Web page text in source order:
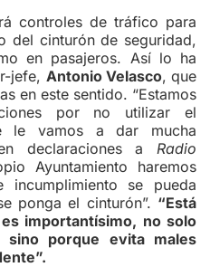
controles de tráfico para
del cinturón de seguridad,
en pasajeros. Así lo ha
jefe, Antonio Velasco, que
en este sentido. “Estamos
por no utilizar el
le vamos a dar mucha
declaraciones a Radio
Ayuntamiento haremos
incumplimiento se pueda
ponga el cinturón”. “Está
importantísimo, no solo
sino porque evita males